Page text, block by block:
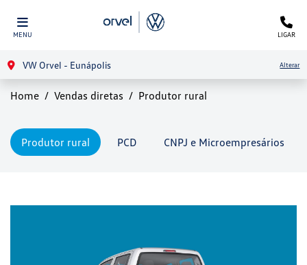
MENU LIGAR
VW Orvel - Eunápolis Alterar
Home Vendas diretas Produtor rural
PCD CNPJ e Microempresários
Produtor rural